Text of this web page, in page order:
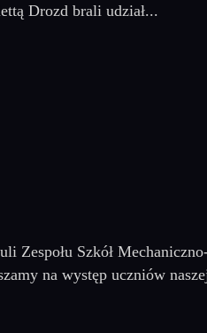
Drozd brali udział...
Zespołu Szkół
na występ uczniów